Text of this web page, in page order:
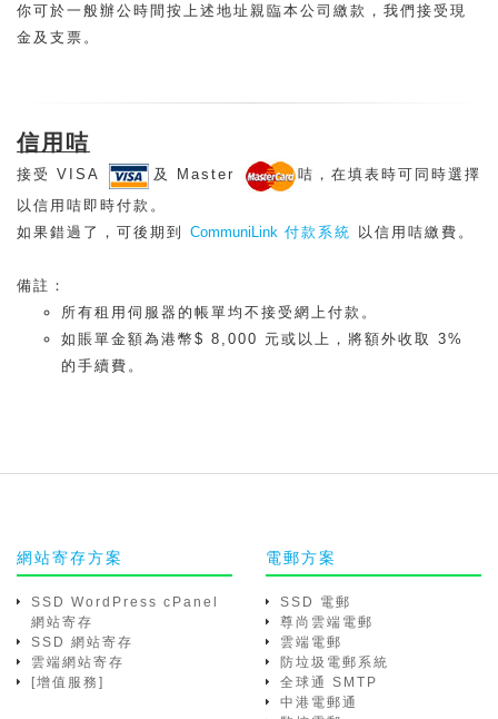
你可於一般辦公時間按上述地址親臨本公司繳款，我們接受現
金及支票。
信用咭
接受 VISA 及 Master
咭，在填表時可同時選擇
以信用咭即時付款。
如果錯過了，可後期到 CommuniLink 付款系統 以信用咭繳費。
備註：
所有租用伺服器的帳單均不接受網上付款。
如賬單金額為港幣$ 8,000 元或以上，將額外收取 3%
的手續費。
網站寄存方案
SSD WordPress cPanel
網站寄存
SSD 網站寄存
雲端網站寄存
[增值服務]
電郵方案
SSD 電郵
尊尚雲端電郵
雲端電郵
防垃圾電郵系統
全球通 SMTP
中港電郵通